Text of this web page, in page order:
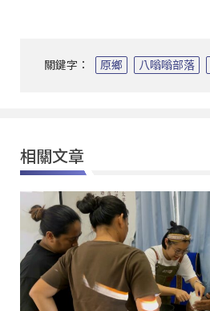
關鍵字： 原鄉 八嗡嗡部落
相關文章